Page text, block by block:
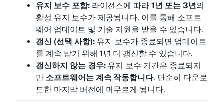
유지 보수 포함: 라이선스에 따라 1년 또는 3년의
활성 유지 보수가 제공됩니다. 이를 통해 소프트
웨어 업데이트 및 기술 지원을 받을 수 있습니다.
갱신 (선택 사항): 유지 보수가 종료되면 업데이트
를 계속 받기 위해 1년 더 갱신할 수 있습니다.
갱신하지 않는 경우: 유지 보수 기간은 종료되지
만 소프트웨어는 계속 작동합니다. 단순히 다운로
드한 마지막 버전에 머무르게 됩니다.